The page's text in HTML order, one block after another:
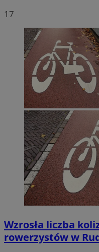
17
Wzrosła liczba
rowerzystów w